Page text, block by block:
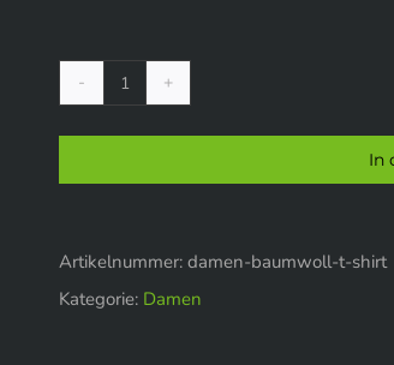
Damen
Baumwoll-
In
Artikelnummer: damen-baumwoll-t-shirt
Kategorie: Damen